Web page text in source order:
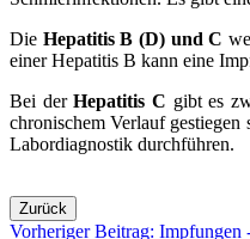
Die Hepatitis B (D) und C
einer Hepatitis B kann eine
Bei derHepatitis C gibt es
chronischem Verlauf
Labordiagnostik durchführen.
Zurück
Vorheriger Beitrag: Impfungen